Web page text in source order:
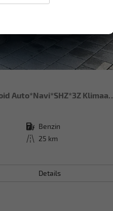
Kraftstoff Benzin
Kilometerstand 25 km
Details